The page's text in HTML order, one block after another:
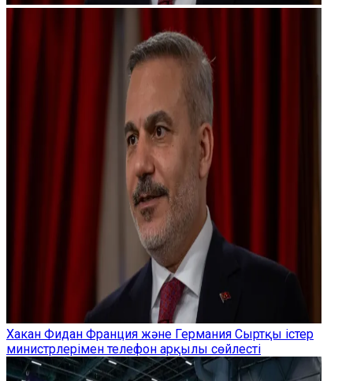
Хакан Фидан Франция және Германия Сыртқы істер
министрлерімен телефон арқылы сөйлесті